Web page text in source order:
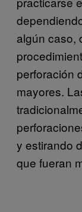
algún caso,
perforación
mayores.
y estirando
que fueran